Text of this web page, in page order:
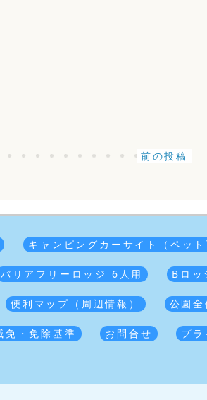
前の投稿
キャンピングカーサイト（ペット
バリアフリーロッジ 6人用 Bロッ
便利マップ（周辺情報） 公園全
免・免除基準 お問合せ プ